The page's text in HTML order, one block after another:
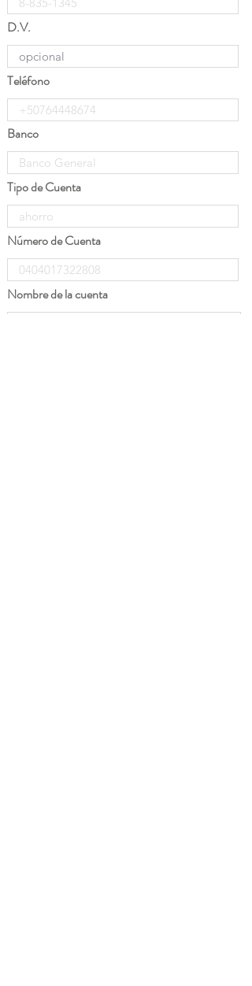
D.V.
Teléfono
Banco
Tipo de Cuenta
Número de Cuenta
Nombre de la cuenta